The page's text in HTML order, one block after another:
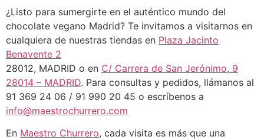
¿Listo para sumergirte en el auténtico mundo del
chocolate vegano Madrid? Te invitamos a visitarnos en
cualquiera de nuestras tiendas en Plaza Jacinto
Benavente 2
28012, MADRID o en C/ Carrera de San Jerónimo, 9
28014 – MADRID. Para consultas y pedidos, llámanos al
91 369 24 06 / 91 990 20 45 o escríbenos a
info@maestrochurrero.com
En Maestro Churrero, cada visita es más que una